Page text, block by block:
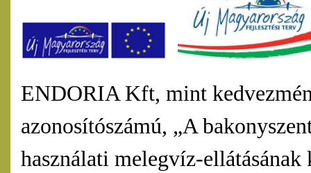
ENDORIA Kft, mint
azonosítószámú, „A
használati melegvíz-